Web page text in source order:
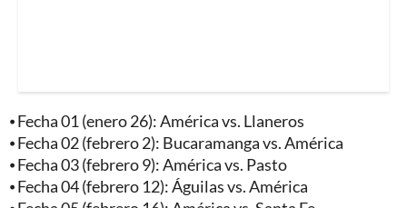
⦁ Fecha 01 (enero 26): América vs. Llaneros
⦁ Fecha 02 (febrero 2): Bucaramanga vs. América
⦁ Fecha 03 (febrero 9): América vs. Pasto
⦁ Fecha 04 (febrero 12): Águilas vs. América